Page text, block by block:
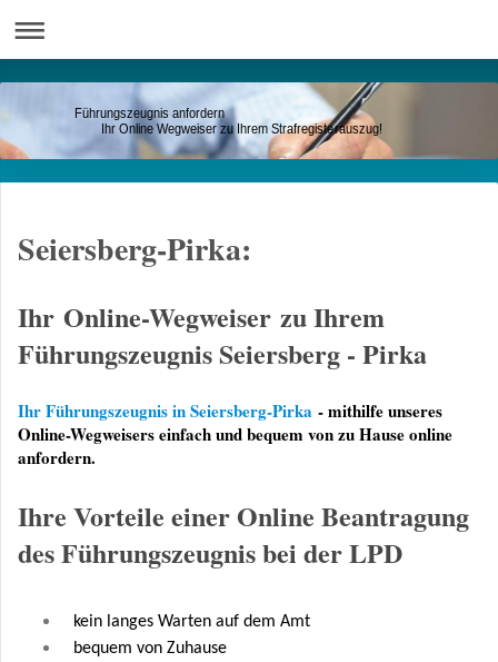
Führungszeugnis anfordern
Ihr Online Wegweiser zu Ihrem Strafregisterauszug!
Seiersberg-Pirka:
Ihr Online-Wegweiser zu Ihrem
Führungszeugnis Seiersberg - Pirka
Ihr Führungszeugnis in Seiersberg-Pirka - mithilfe unseres
Online-Wegweisers einfach und bequem von zu Hause online
anfordern.
Ihre Vorteile einer Online Beantragung
des Führungszeugnis bei der LPD
kein langes Warten auf dem Amt
bequem von Zuhause